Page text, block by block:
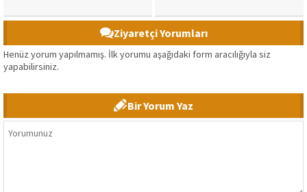
Ziyaretçi Yorumları
Henüz yorum yapılmamış. İlk yorumu aşağıdaki form aracılığıyla siz
yapabilirsiniz.
Bir Yorum Yaz